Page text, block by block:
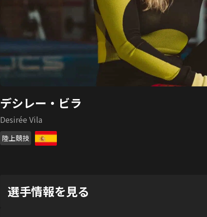
デシレー・ビラ
Desirée Vila
陸上競技
選手情報を見る